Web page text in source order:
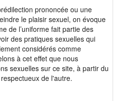
prononcée ou une
le plaisir sexuel, on évoque
de l’uniforme fait partie des
des pratiques sexuelles qui
considérés comme
à cet effet que nous
sexuelles sur ce site, à partir du
de l'autre.